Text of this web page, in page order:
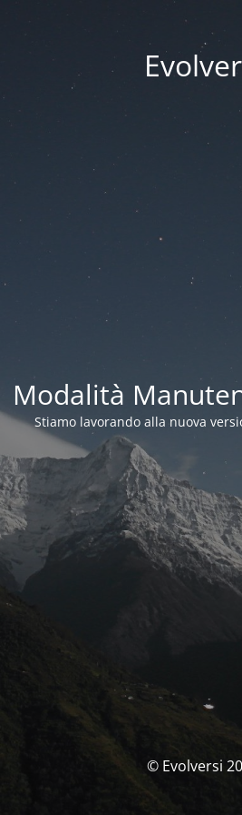
Modalità
Stiamo lavorando alla nuova
© Evolversi